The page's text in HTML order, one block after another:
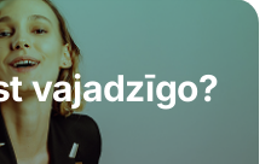
vajadzīgo?